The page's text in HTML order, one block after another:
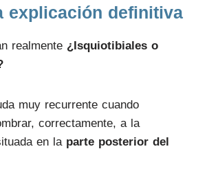
explicación definitiva​
realmente ¿Isquiotibiales o
muy recurrente cuando
correctamente, a la
en la parte posterior del